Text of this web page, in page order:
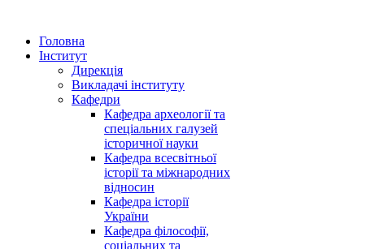
Головна
Інститут
Дирекція
Викладачі інституту
Кафедри
Кафедра археології та
спеціальних галузей
історичної науки
Кафедра всесвітньої
історії та міжнародних
відносин
Кафедра історії
України
Кафедра філософії,
соціальних та